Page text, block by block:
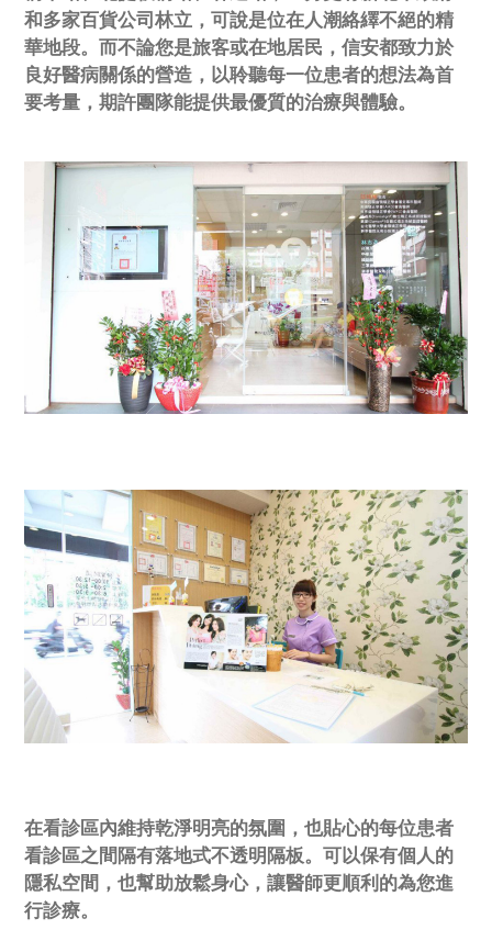
和多家百貨公司林立，可說是位在人潮絡繹不絕的精
華地段。而不論您是旅客或在地居民，信安都致力於
良好醫病關係的營造，以聆聽每一位患者的想法為首
要考量，期許團隊能提供最優質的治療與體驗。
在看診區內維持乾淨明亮的氛圍，也貼心的每位患者
看診區之間隔有落地式不透明隔板。可以保有個人的
隱私空間，也幫助放鬆身心，讓醫師更順利的為您進
行診療。